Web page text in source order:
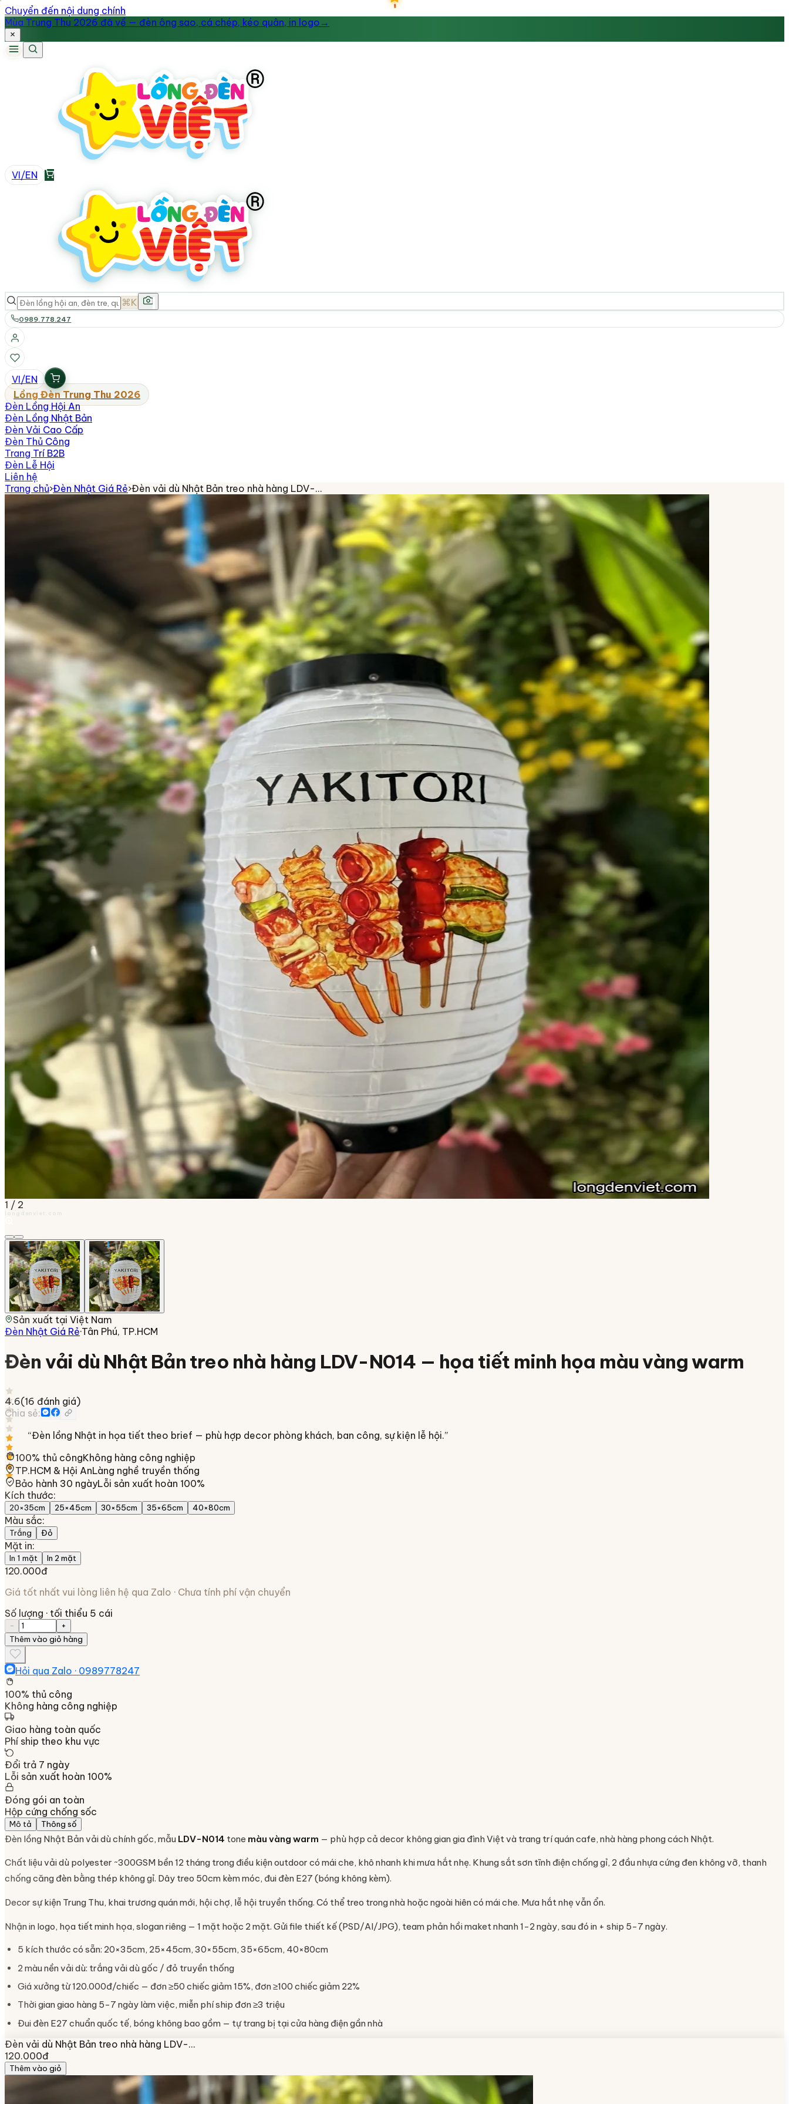
Chuyển đến nội dung chính
Mùa Trung Thu 2026 đã về — đèn ông sao, cá chép, kéo quân, in logo →
VI/EN
⌘K
0989.778.247
VI/EN
Lồng Đèn Trung Thu 2026
Đèn Lồng Hội An
Đèn Lồng Nhật Bản
Đèn Vải Cao Cấp
Đèn Thủ Công
Trang Trí B2B
Đèn Lễ Hội
Liên hệ
Trang chủ›Đèn Nhật Giá Rẻ›Đèn vải dù Nhật Bản treo nhà hàng LDV-…
1 / 2
longdenviet.com
Sản xuất tại Việt Nam
Đèn Nhật Giá Rẻ·Tân Phú, TP.HCM
Đèn vải dù Nhật Bản treo nhà hàng LDV-N014 — họa tiết minh họa màu vàng warm
4.6(16 đánh giá)
Chia sẻ:
“Đèn lồng Nhật in họa tiết theo brief — phù hợp decor phòng khách, ban công, sự kiện lễ hội.”
100% thủ côngKhông hàng công nghiệp
TP.HCM & Hội AnLàng nghề truyền thống
Bảo hành 30 ngàyLỗi sản xuất hoàn 100%
Kích thước:
20×35cm 25×45cm 30×55cm 35×65cm 40×80cm
Màu sắc:
Trắng Đỏ
Mặt in:
In 1 mặt In 2 mặt
120.000đ
Giá tốt nhất vui lòng liên hệ qua Zalo · Chưa tính phí vận chuyển
Số lượng · tối thiểu 5 cái
−
+
Thêm vào giỏ hàng
Hỏi qua Zalo · 0989778247
100% thủ công
Không hàng công nghiệp
Giao hàng toàn quốc
Phí ship theo khu vực
Đổi trả 7 ngày
Lỗi sản xuất hoàn 100%
Đóng gói an toàn
Hộp cứng chống sốc
Mô tả Thông số
Đèn lồng Nhật Bản vải dù chính gốc, mẫu LDV-N014 tone màu vàng warm — phù hợp cả decor không gian gia đình Việt và trang trí quán cafe, nhà hàng phong cách Nhật.
Chất liệu vải dù polyester ~300GSM bền 12 tháng trong điều kiện outdoor có mái che, khô nhanh khi mưa hắt nhẹ. Khung sắt sơn tĩnh điện chống gỉ, 2 đầu nhựa cứng đen không vỡ, thanh
chống căng đèn bằng thép không gỉ. Dây treo 50cm kèm móc, đui đèn E27 (bóng không kèm).
Decor sự kiện Trung Thu, khai trương quán mới, hội chợ, lễ hội truyền thống. Có thể treo trong nhà hoặc ngoài hiên có mái che. Mưa hắt nhẹ vẫn ổn.
Nhận in logo, họa tiết minh họa, slogan riêng — 1 mặt hoặc 2 mặt. Gửi file thiết kế (PSD/AI/JPG), team phản hồi maket nhanh 1-2 ngày, sau đó in + ship 5-7 ngày.
5 kích thước có sẵn: 20×35cm, 25×45cm, 30×55cm, 35×65cm, 40×80cm
2 màu nền vải dù: trắng vải dù gốc / đỏ truyền thống
Giá xưởng từ 120.000đ/chiếc — đơn ≥50 chiếc giảm 15%, đơn ≥100 chiếc giảm 22%
Thời gian giao hàng 5-7 ngày làm việc, miễn phí ship đơn ≥3 triệu
Đui đèn E27 chuẩn quốc tế, bóng không bao gồm — tự trang bị tại cửa hàng điện gần nhà
Đèn vải dù Nhật Bản treo nhà hàng LDV-…
120.000đ
Thêm vào giỏ